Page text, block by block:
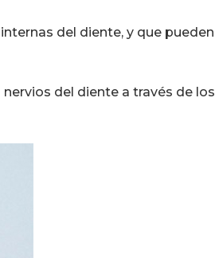
del diente, y que pueden
del diente a través de los